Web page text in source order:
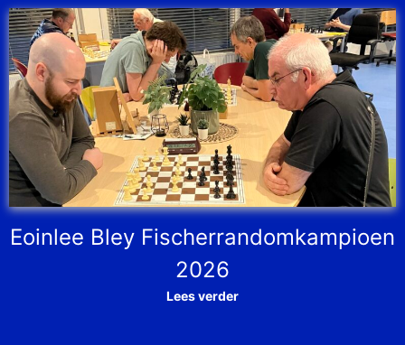
Eoinlee Bley Fischerrandomkampioen
2026
Lees verder